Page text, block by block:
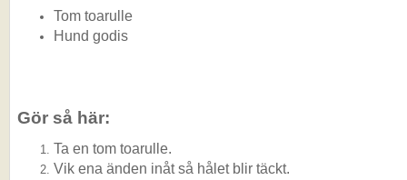
Tom toarulle
Hund godis
Gör så här:
Ta en tom toarulle.
Vik ena änden inåt så hålet blir täckt.